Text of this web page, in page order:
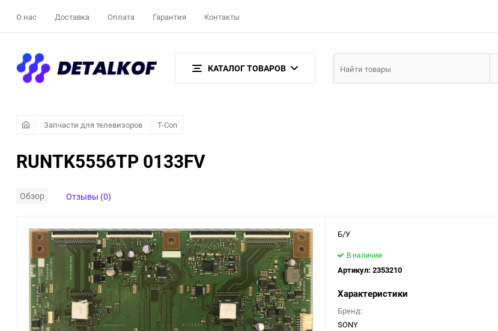
О нас Доставка Оплата Гарантия Контакты
КАТАЛОГ ТОВАРОВ
Запчасти для телевизоров T-Con
RUNTK5556TP 0133FV
Обзор Отзывы (0)
Б/У
В наличии
Артикул: 2353210
Характеристики
Бренд:
SONY